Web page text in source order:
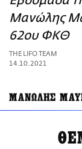
ΑΜΠΑ
PRINT
Μανώλης
62ου ΦΚΘ
THE LIFO TEAM
14.10.2021
ΜΑΝΩΛΗΣ